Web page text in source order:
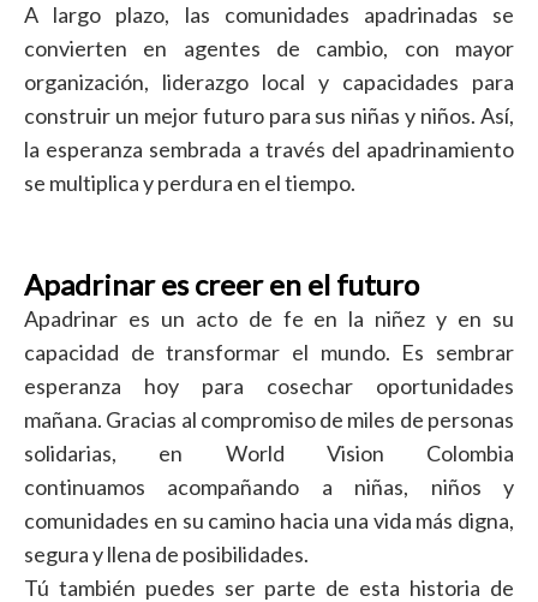
A largo plazo, las comunidades apadrinadas se
convierten en agentes de cambio, con mayor
organización, liderazgo local y capacidades para
construir un mejor futuro para sus niñas y niños. Así,
la esperanza sembrada a través del apadrinamiento
se multiplica y perdura en el tiempo.
Apadrinar es creer en el futuro
Apadrinar es un acto de fe en la niñez y en su
capacidad de transformar el mundo. Es sembrar
esperanza hoy para cosechar oportunidades
mañana. Gracias al compromiso de miles de personas
solidarias, en World Vision Colombia
continuamos acompañando a niñas, niños y
comunidades en su camino hacia una vida más digna,
segura y llena de posibilidades.
Tú también puedes ser parte de esta historia de